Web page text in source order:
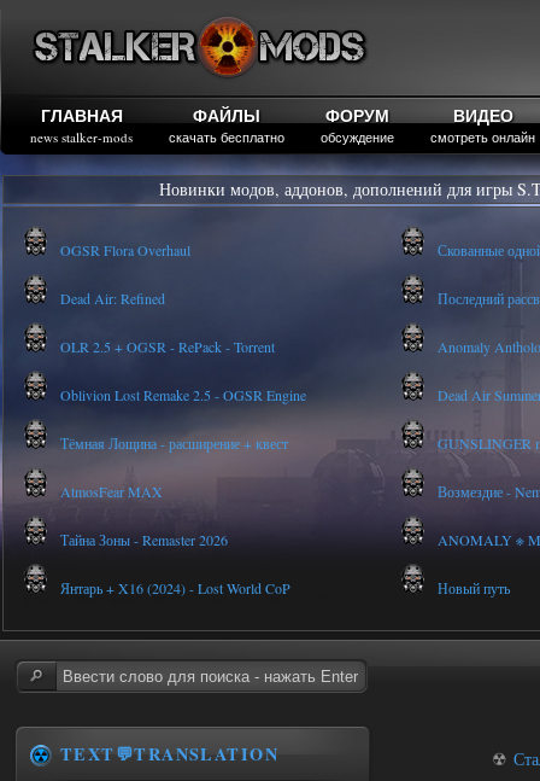
ГЛАВНАЯ
news stalker-mods
ФАЙЛЫ
скачать бесплатно
ФОРУМ
обсуждение
ВИДЕО
смотреть онлайн
Новинки модов, аддонов, дополнений для игры
OGSR Flora Overhaul Скованные
Dead Air: Refined Последний
OLR 2.5 + OGSR - RePack - Torrent Anomaly
Oblivion Lost Remake 2.5 - OGSR Engine Dead Air
Тёмная Лощина - расширение + квест GUNSLINGER
AtmosFear MAX Возмездие -
Тайна Зоны - Remaster 2026 ANOMALY ※
Янтарь + X16 (2024) - Lost World CoP Новый путь
☢
TEXT💬TRANSLATION